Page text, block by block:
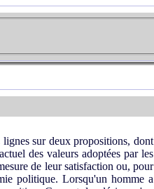
lignes sur deux propositions, dont
des valeurs adoptées par les
de leur satisfaction ou, pour
politique. Lorsqu'un homme a